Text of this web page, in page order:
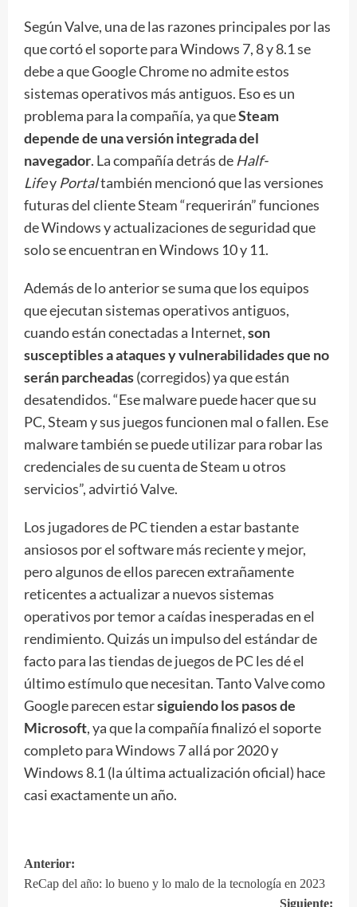
Según Valve, una de las razones principales por las
que cortó el soporte para Windows 7, 8 y 8.1 se
debe a que Google Chrome no admite estos
sistemas operativos más antiguos. Eso es un
problema para la compañía, ya queSteam
depende de una versión integrada del
navegador. La compañía detrás de Half-
Lifey Portaltambién mencionó que las versiones
futuras del cliente Steam “requerirán” funciones
de Windows y actualizaciones de seguridad que
solo se encuentran en Windows 10 y 11.
Además de lo anterior se suma que los equipos
que ejecutan sistemas operativos antiguos,
cuando están conectadas a Internet,son
susceptibles a ataques y vulnerabilidades que no
serán parcheadas(corregidos) ya que están
desatendidos. “Ese malware puede hacer que su
PC, Steam y sus juegos funcionen mal o fallen. Ese
malware también se puede utilizar para robar las
credenciales de su cuenta de Steam u otros
servicios”, advirtió Valve.
Los jugadores de PC tienden a estar bastante
ansiosos por el software más reciente y mejor,
pero algunos de ellos parecen extrañamente
reticentes a actualizar a nuevos sistemas
operativos por temor a caídas inesperadas en el
rendimiento. Quizás un impulso del estándar de
facto para las tiendas de juegos de PC les dé el
último estímulo que necesitan. Tanto Valve como
Google parecen estarsiguiendo los pasos de
Microsoft, ya que la compañía finalizó el soporte
completo para Windows 7 allá por 2020 y
Windows 8.1 (la última actualización oficial) hace
casi exactamente un año.
Navegación
Anterior:
ReCap del año: lo bueno y lo malo de la tecnología en 2023
Siguiente: